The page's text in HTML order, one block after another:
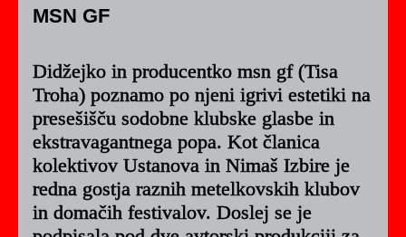
MSN GF
Didžejko in producentko msn gf (Tisa
Troha) poznamo po njeni igrivi estetiki na
presešišču sodobne klubske glasbe in
ekstravagantnega popa. Kot članica
kolektivov Ustanova in Nimaš Izbire je
redna gostja raznih metelkovskih klubov
in domačih festivalov. Doslej se je